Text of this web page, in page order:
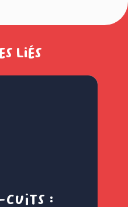
liés
cuits :